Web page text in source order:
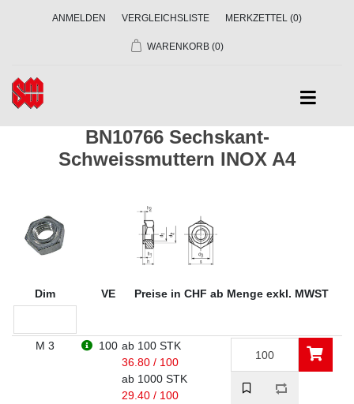
ANMELDEN VERGLEICHSLISTE MERKZETTEL (0)
WARENKORB (0)
BN10766 Sechskant-
Schweissmuttern INOX A4
Dim VE Preise in CHF ab Menge exkl. MWST
M 3 100 ab 100 STK
36.80 / 100
ab 1000 STK
29.40 / 100